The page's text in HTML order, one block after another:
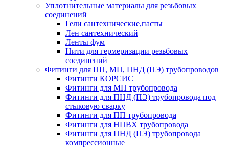
Уплотнительные материалы для резьбовых
соединений
Гели сантехнические,пасты
Лен сантехнический
Ленты фум
Нити для гермеризации резьбовых
соединений
Фитинги для ПП, МП, ПНД (ПЭ) трубопроводов
Фитинги КОРСИС
Фитинги для МП трубопровода
Фитинги для ПНД (ПЭ) трубопровода под
стыковую сварку
Фитинги для ПП трубопровода
Фитинги для НПВХ трубопровода
Фитинги для ПНД (ПЭ) трубопровода
компрессионные